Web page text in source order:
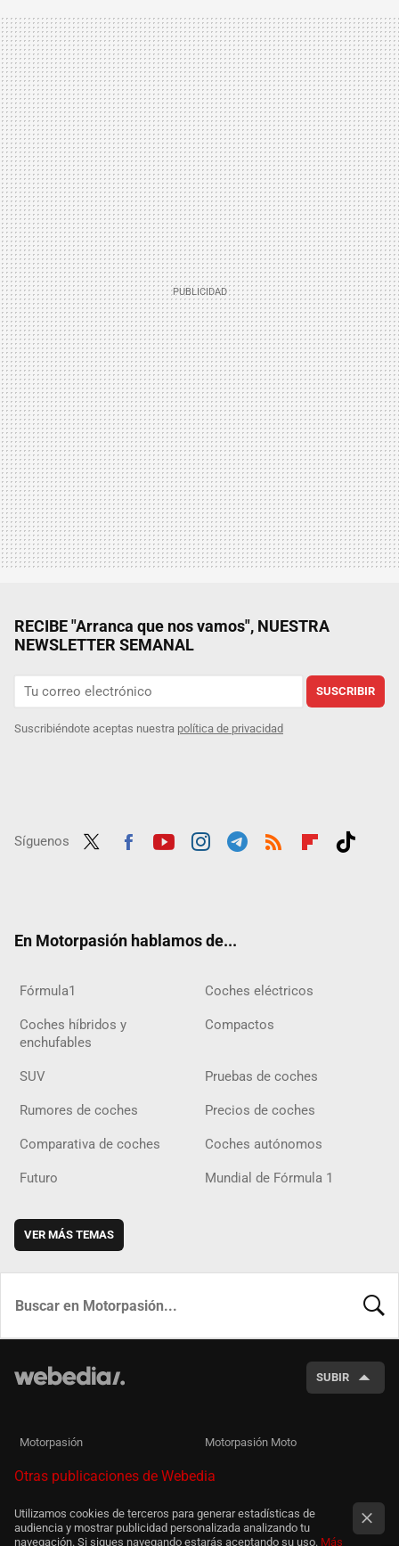
RECIBE "Arranca que nos vamos", NUESTRA
NEWSLETTER SEMANAL
SUSCRIBIR
Suscribiéndote aceptas nuestra política de privacidad
Síguenos
En Motorpasión hablamos de...
Fórmula1 Coches eléctricos
Coches híbridos y
enchufables
Compactos
SUV Pruebas de coches
Rumores de coches Precios de coches
Comparativa de coches Coches autónomos
Futuro Mundial de Fórmula 1
VER MÁS TEMAS
SUBIR
Motorpasión Motorpasión Moto
Otras publicaciones de Webedia
Utilizamos cookies de terceros para generar estadísticas de
audiencia y mostrar publicidad personalizada analizando tu
navegación. Si sigues navegando estarás aceptando su uso. Más